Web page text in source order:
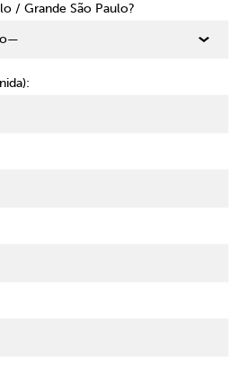
/ Grande São Paulo?